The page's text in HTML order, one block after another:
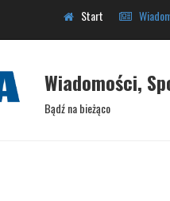
Start
Wiadomości,
Bądź na bieżąco